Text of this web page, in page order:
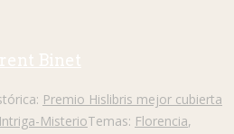
Binet
Premio Hislibris mejor cubierta
Intriga-MisterioTemas: Florencia,